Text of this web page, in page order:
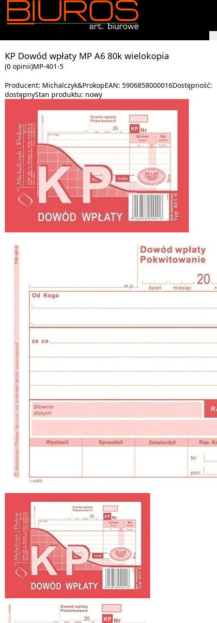
KP Dowód wpłaty MP A6 80k wielokopia
(0 opinii)MP-401-5
Producent: Michalczyk&ProkopEAN: 5906858000016Dostępność:
dostępnyStan produktu: nowy